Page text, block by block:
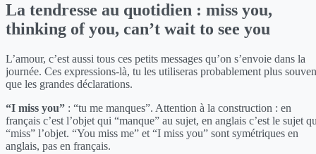
La tendresse au quotidien : miss you,
thinking of you, can’t wait to see you
L’amour, c’est aussi tous ces petits messages qu’on s’envoie dans la
journée. Ces expressions-là, tu les utiliseras probablement plus
que les grandes déclarations.
“I miss you” : “tu me manques”. Attention à la construction : en
français c’est l’objet qui “manque” au sujet, en anglais c’est le sujet
“miss” l’objet. “You miss me” et “I miss you” sont symétriques en
anglais, pas en français.